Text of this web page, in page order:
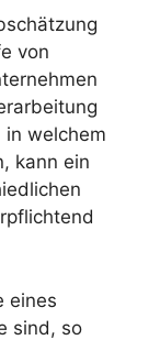
von
in welchem
kann ein
eines
sind, so